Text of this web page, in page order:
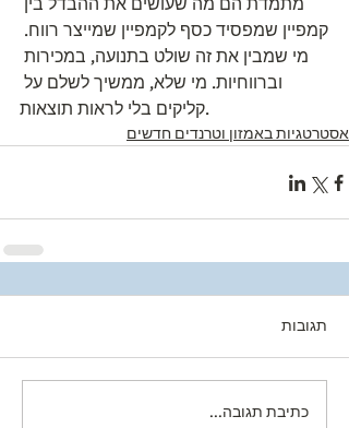
מתמדת הם מה שעושים את ההבדל בין
קמפיין שמפסיד כסף לקמפיין שמייצר רווח.
מי שמבין את זה שולט בתנועה, במכירות
וברווחיות. מי שלא, ממשיך לשלם על
קליקים בלי לראות תוצאות.
אסטרטגיות באמזון וטרנדים חדשים
תגובות
כתיבת תגובה...